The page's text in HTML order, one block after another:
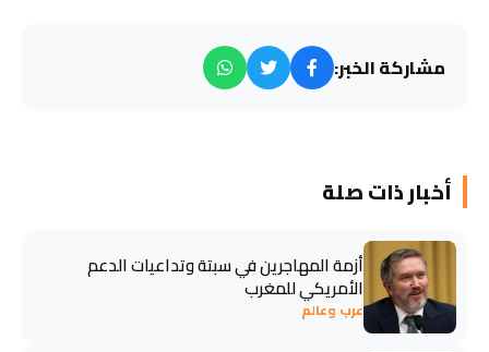
مشاركة الخبر:
أخبار ذات صلة
أزمة المهاجرين في سبتة وتداعيات الدعم
الأمريكي للمغرب
عرب وعالم